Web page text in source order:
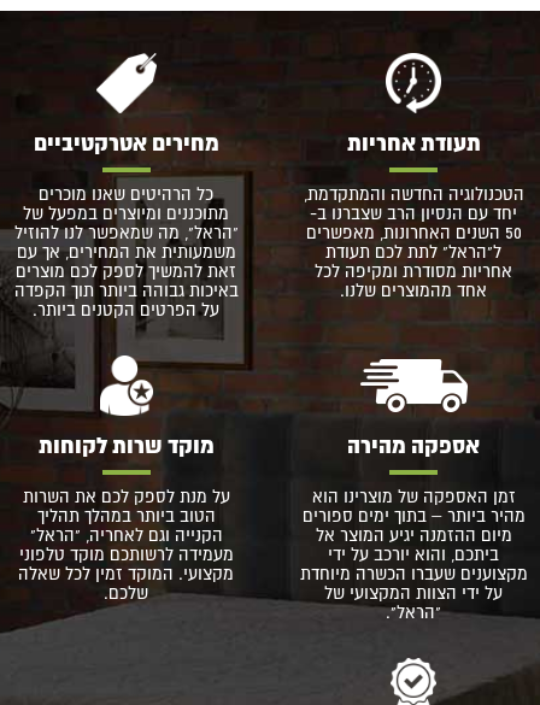
תעודת אחריות
הטכנולוגיה החדשה והמתקדמת,
יחד עם הנסיון הרב שצברנו ב-
50 השנים האחרונות, מאפשרים
ל"הראל" לתת לכם תעודת
אחריות מסודרת ומקיפה לכל
אחד מהמוצרים שלנו.
מחירים אטרקטיביים
כל הרהיטים שאנו מוכרים
מתוכננים ומיוצרים במפעל של
"הראל", מה שמאפשר לנו להוזיל
משמעותית את המחירים, אך עם
זאת להמשיך לספק לכם מוצרים
באיכות גבוהה ביותר תוך הקפדה
על הפרטים הקטנים ביותר.
אספקה מהירה
זמן האספקה של מוצרינו הוא
מהיר ביותר – בתוך ימים ספורים
מיום ההזמנה יגיע המוצר אל
ביתכם, והוא יורכב על ידי
מקצוענים שעברו הכשרה מיוחדת
על ידי הצוות המקצועי של
"הראל".
מוקד שרות לקוחות
על מנת לספק לכם את השרות
הטוב ביותר במהלך תהליך
הקנייה וגם לאחריה, "הראל"
מעמידה לרשותכם מוקד טלפוני
מקצועי. המוקד זמין לכל שאלה
שלכם.